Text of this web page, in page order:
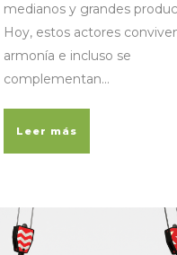
medianos y grandes
Hoy, estos actores
armonía e incluso se
complementan...
Leer más